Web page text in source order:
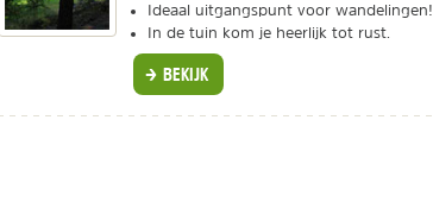
Ideaal uitgangspunt voor wandelingen!
In de tuin kom je heerlijk tot rust.
BEKIJK